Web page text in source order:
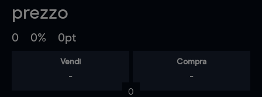
prezzo
0 0% 0pt
Vendi
-
Compra
-
0